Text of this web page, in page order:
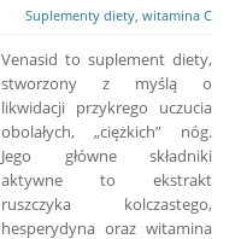
Suplementy diety witamina C
Venasid to suplement diety,
stworzony z myślą o
likwidacji przykrego uczucia
obolałych, „ciężkich” nóg.
Jego główne składniki
aktywne to ekstrakt
ruszczyka kolczastego,
hesperydyna oraz witamina